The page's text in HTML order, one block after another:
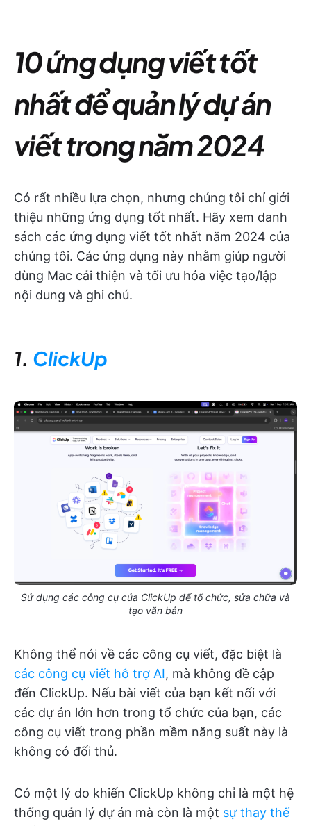
10 ứng dụng viết tốt
nhất để quản lý dự án
viết trong năm 2024
Có rất nhiều lựa chọn, nhưng chúng tôi chỉ giới
thiệu những ứng dụng tốt nhất. Hãy xem danh
sách các ứng dụng viết tốt nhất năm 2024 của
chúng tôi. Các ứng dụng này nhằm giúp người
dùng Mac cải thiện và tối ưu hóa việc tạo/lập
nội dung và ghi chú.
1. ClickUp
Sử dụng các công cụ của ClickUp để tổ chức, sửa chữa và
tạo văn bản
Không thể nói về các công cụ viết, đặc biệt là
các công cụ viết hỗ trợ AI, mà không đề cập
đến ClickUp. Nếu bài viết của bạn kết nối với
các dự án lớn hơn trong tổ chức của bạn, các
công cụ viết trong phần mềm năng suất này là
không có đối thủ.
Có một lý do khiến ClickUp không chỉ là một hệ
thống quản lý dự án mà còn là một sự thay thế